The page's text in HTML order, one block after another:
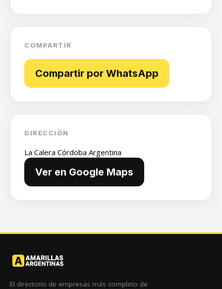
COMPARTIR
Compartir por WhatsApp
DIRECCIÓN
La Calera Córdoba Argentina
Ver en Google Maps
El directorio de empresas más completo de